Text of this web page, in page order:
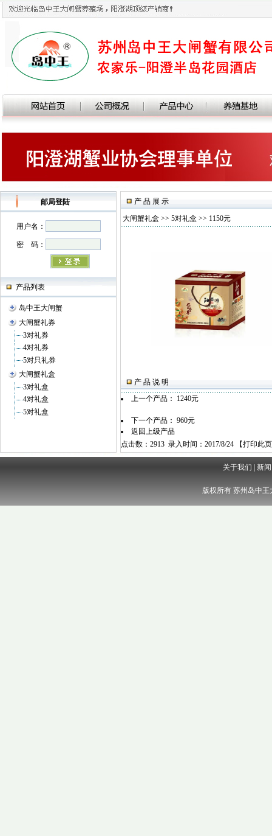
邮局登陆
用户名：
密 码：
产品列表
岛中王大闸蟹
大闸蟹礼券
3对礼券
4对礼券
5对只礼券
大闸蟹礼盒
3对礼盒
4对礼盒
5对礼盒
产 品 展 示
大闸蟹礼盒 >> 5对礼盒 >> 1150元
产 品 说 明
上一个产品： 1240元
下一个产品： 960元
返回上级产品
点击数：2913 录入时间：2017/8/24 【打印此页
关于我们 新
版权所有 苏州岛中王